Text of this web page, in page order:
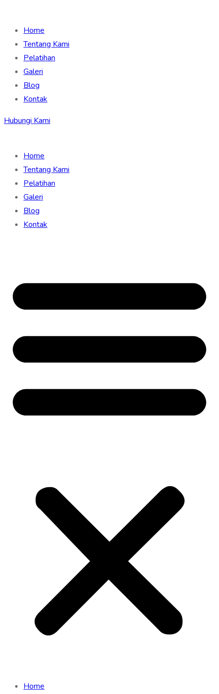
Home
Tentang Kami
Pelatihan
Galeri
Blog
Kontak
Hubungi Kami
Home
Tentang Kami
Pelatihan
Galeri
Blog
Kontak
Home